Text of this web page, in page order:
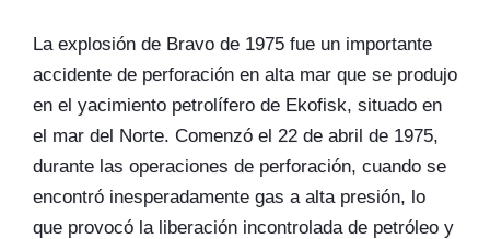
La explosión de Bravo de 1975 fue un importante
accidente de perforación en alta mar que se produjo
en el yacimiento petrolífero de Ekofisk, situado en
el mar del Norte. Comenzó el 22 de abril de 1975,
durante las operaciones de perforación, cuando se
encontró inesperadamente gas a alta presión, lo
que provocó la liberación incontrolada de petróleo y